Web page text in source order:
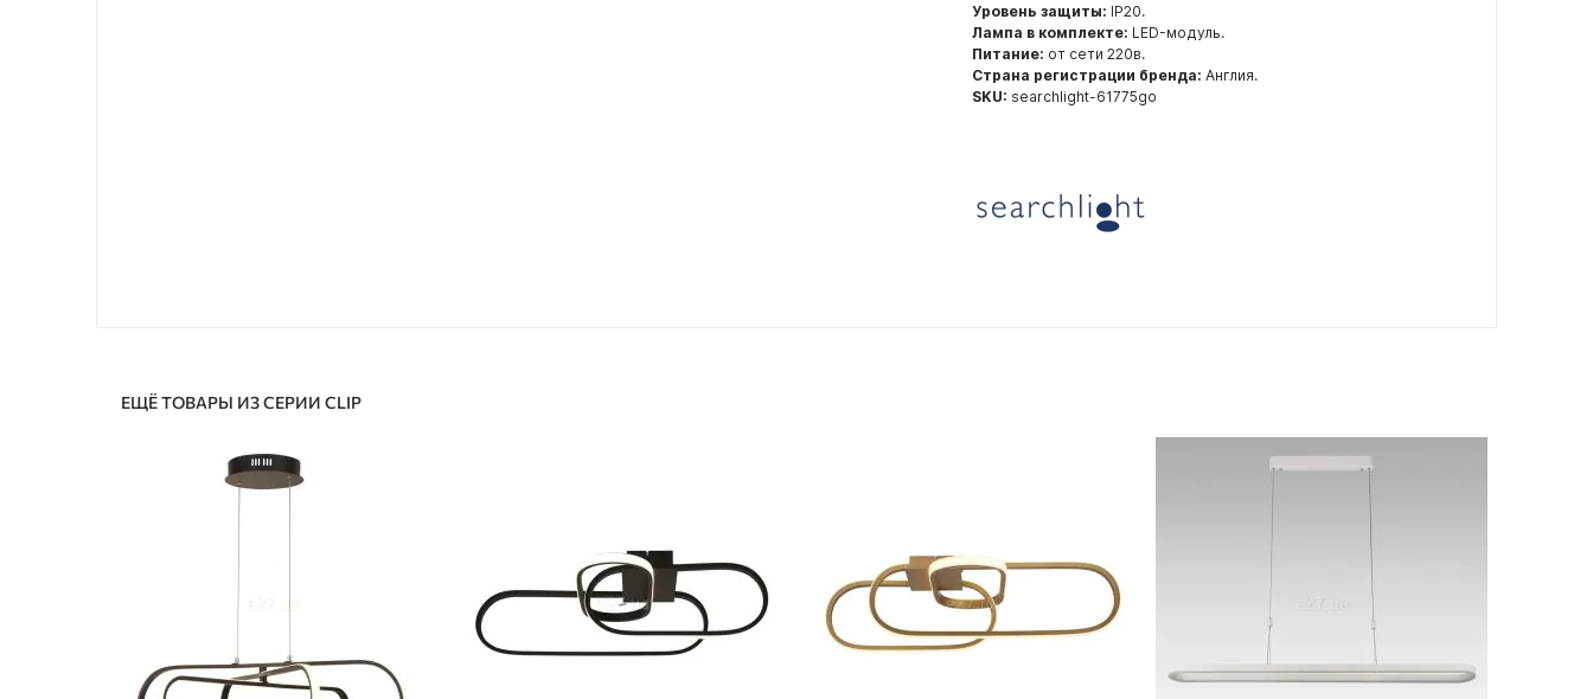
Уровень защиты: IP20.
Лампа в комплекте: LED-модуль.
Питание: от сети 220в.
Страна регистрации бренда:Англия.
SKU: searchlight-61775go
ЕЩЁ ТОВАРЫ ИЗ СЕРИИ CLIP